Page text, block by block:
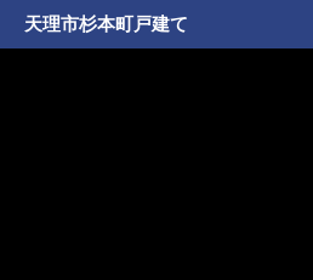
天理市杉本町戸建て